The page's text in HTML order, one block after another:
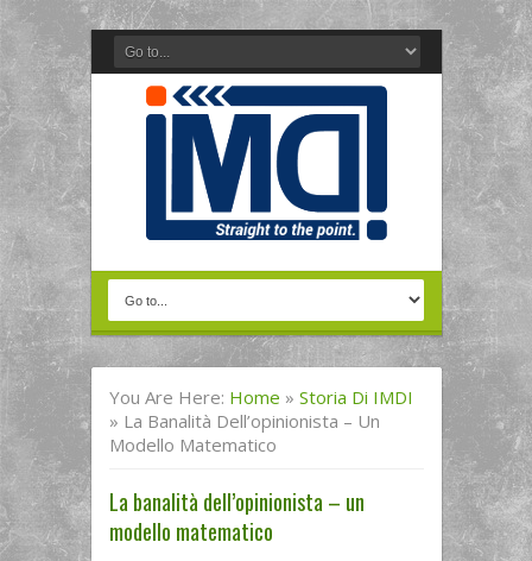
You Are Here: Home » Storia Di IMDI
» La Banalità Dell’opinionista – Un
Modello Matematico
La banalità dell’opinionista – un
modello matematico